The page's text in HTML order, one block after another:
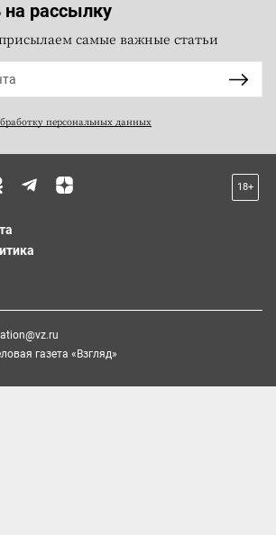
рассылку
самые важные статьи
персональных данных
18+
газета «Взгляд»